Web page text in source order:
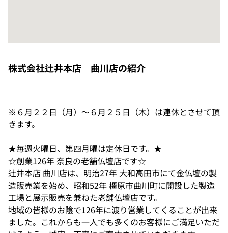
株式会社辻井本店 曲川店の紹介
※６月２２日（月）～６月２５日（木）は連休とさせて頂
きます。
★毎週火曜日、第四月曜は定休日です。★
☆創業126年 奈良の老舗仏壇店です☆
辻井本店 曲川店は、明治27年 大和高田市にて金仏壇の製
造販売業を始め、昭和52年 橿原市曲川町に開設した製造
工場と展示販売を兼ねた老舗仏壇店です。
地域の皆様のお陰で126年に渡り営業してくることが出来
ました。これからも一人でも多くのお客様にご満足いただ